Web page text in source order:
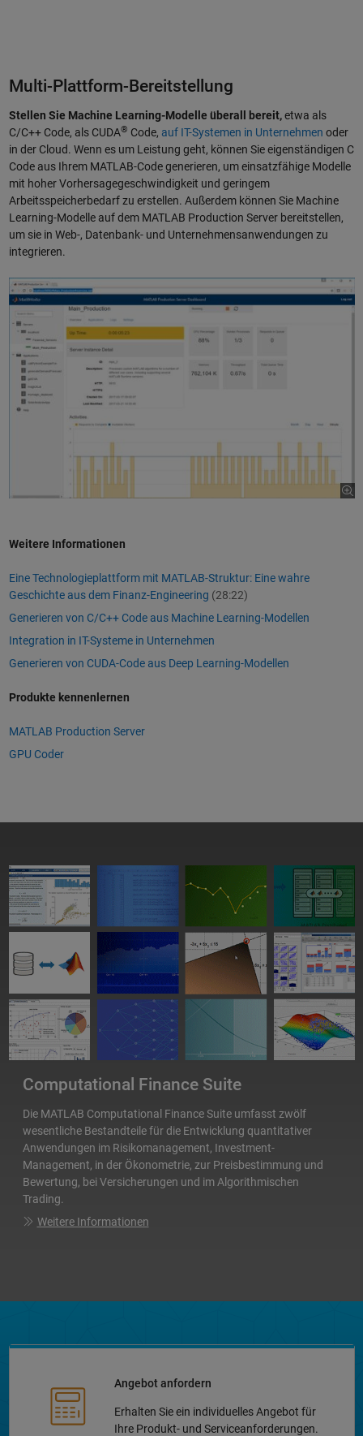
Multi-Plattform-Bereitstellung
Stellen Sie Machine Learning-Modelle überall bereit,etwa als
C/C++ Code, als CUDA® Code, auf IT-Systemen in Unternehmen oder
in der Cloud. Wenn es um Leistung geht, können Sie eigenständigen C
Code aus Ihrem MATLAB-Code generieren, um einsatzfähige Modelle
mit hoher Vorhersagegeschwindigkeit und geringem
Arbeitsspeicherbedarf zu erstellen. Außerdem können Sie Machine
Learning-Modelle auf dem MATLAB Production Server bereitstellen,
um sie in Web-, Datenbank- und Unternehmensanwendungen zu
integrieren.
Weitere Informationen
Eine Technologieplattform mit MATLAB-Struktur: Eine wahre
Geschichte aus dem Finanz-Engineering (28:22)
Generieren von C/C++ Code aus Machine Learning-Modellen
Integration in IT-Systeme in Unternehmen
Generieren von CUDA-Code aus Deep Learning-Modellen
Produkte kennenlernen
MATLAB Production Server
GPU Coder
Computational Finance Suite
Die MATLAB Computational Finance Suite umfasst zwölf
wesentliche Bestandteile für die Entwicklung quantitativer
Anwendungen im Risikomanagement, Investment-
Management, in der Ökonometrie, zur Preisbestimmung und
Bewertung, bei Versicherungen und im Algorithmischen
Trading.
Weitere Informationen
Angebot anfordern
Erhalten Sie ein individuelles Angebot für
Ihre Produkt- und Serviceanforderungen.